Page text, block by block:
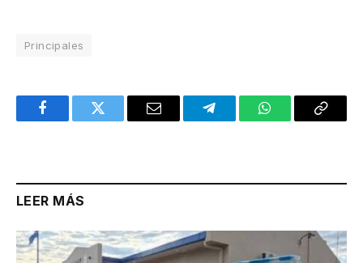
Principales
FacebookTwitter Email TelegramWhatsAppCopy
LEER MÁS